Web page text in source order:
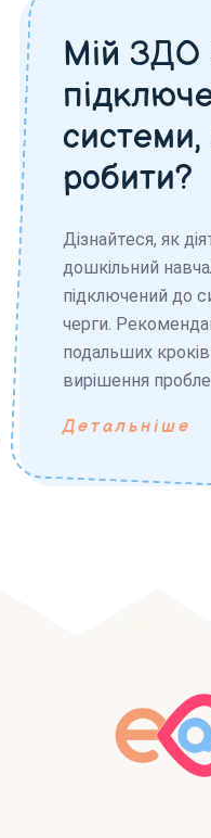
Мій ЗДО
робити?
Дізнайтеся, як
дошкільний
підключений до
черги.
подальших
вирішення
Детальніше